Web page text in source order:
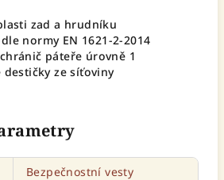
zad a hrudníku
normy EN 1621-2-2014
páteře úrovně 1
ze síťoviny
Bezpečnostní vesty